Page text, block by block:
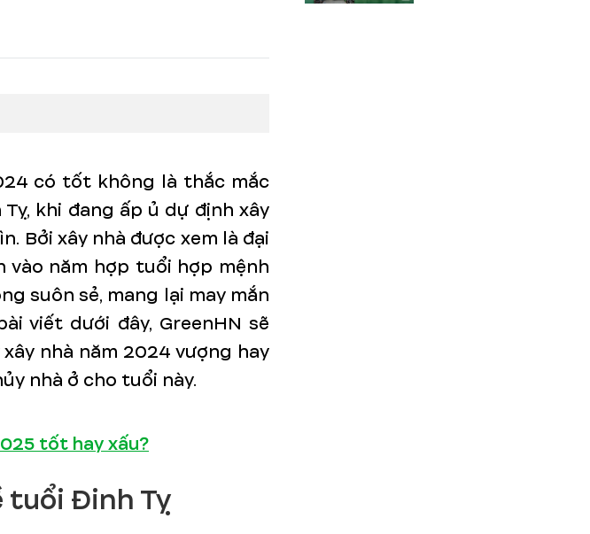
có tốt không là thắc mắc
khi đang ấp ủ dự định xây
Bởi xây nhà được xem là đại
vào năm hợp tuổi hợp mệnh
suôn sẻ, mang lại may mắn
viết dưới đây, GreenHN sẽ
nhà năm 2024 vượng hay
nhà ở cho tuổi này.
tốt hay xấu?
tuổi Đinh Tỵ